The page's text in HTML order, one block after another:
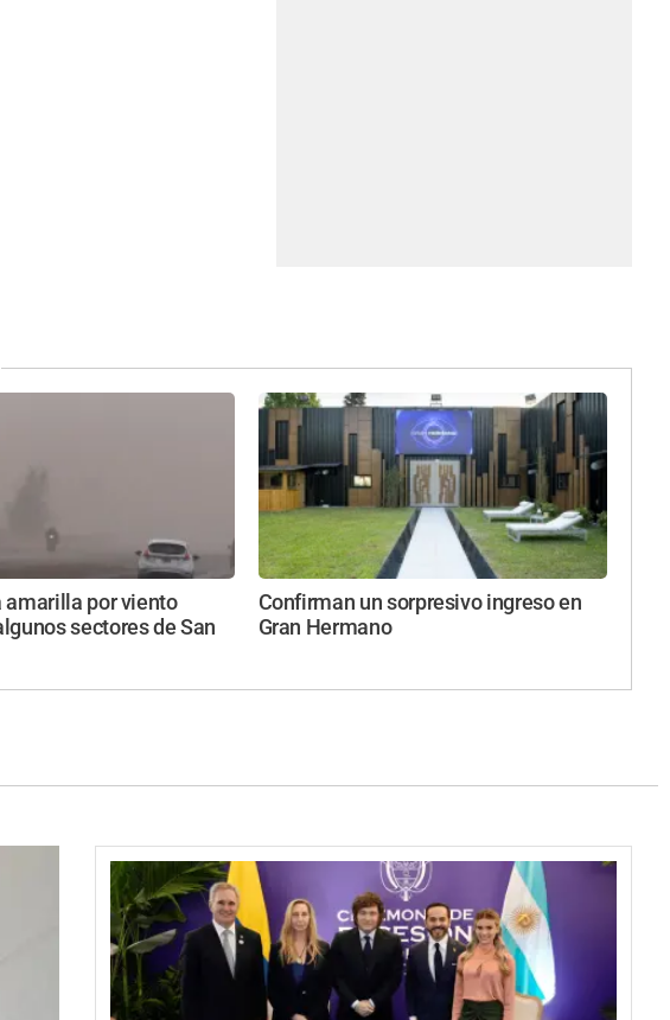
amarilla por viento
sectores de San
Confirman un sorpresivo ingreso en
Gran Hermano